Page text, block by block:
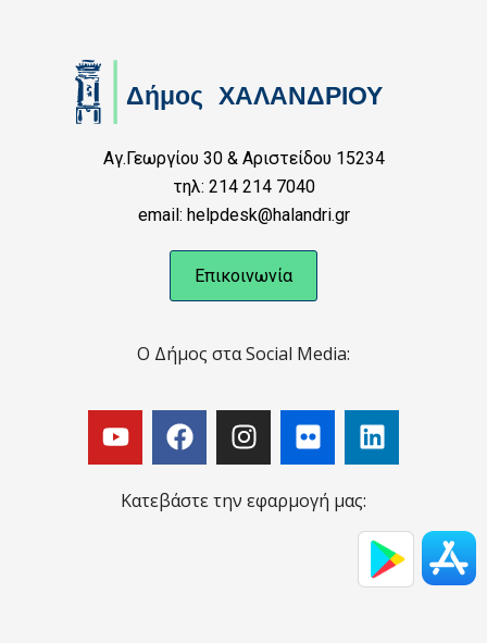
Αγ.Γεωργίου 30 & Αριστείδου 15234
τηλ: 214 214 7040
email: helpdesk@halandri.gr
Επικοινωνία
Ο Δήμος στα Social Media:
Κατεβάστε την εφαρμογή μας: